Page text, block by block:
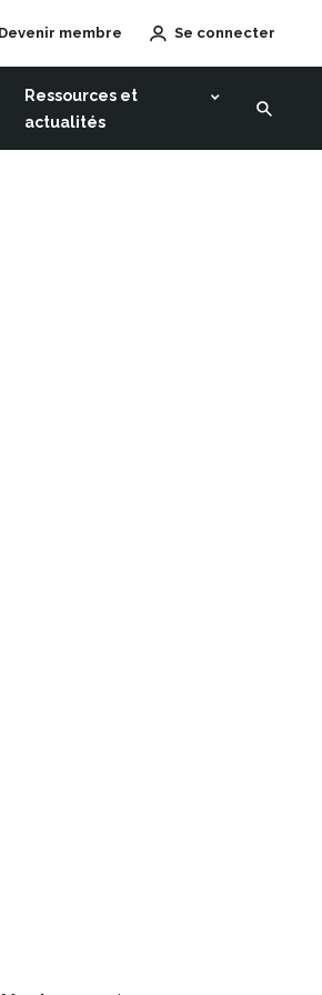
Devenir membre Se connecter
Ce
lien
s'ouvrira
une
Ressources et
actualités